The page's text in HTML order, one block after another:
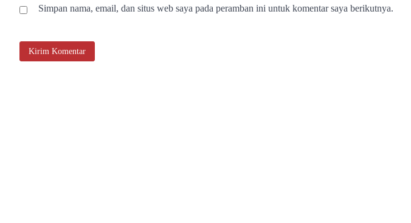
Simpan nama, email, dan situs web saya pada peramban ini untuk komentar saya berikutnya.